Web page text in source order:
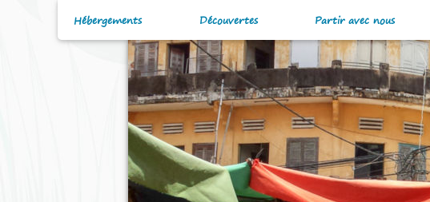
Hébergements Découvertes Partir avec nous